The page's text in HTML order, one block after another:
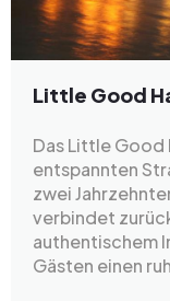
Little Good
Das Little Good
entspannten
zwei
verbindet
authentischem
Gästen einen